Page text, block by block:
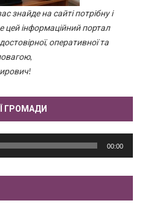
знайде на сайті потрібну і
цей інформаційний портал
оперативної та
ГРОМАДИ
00:00